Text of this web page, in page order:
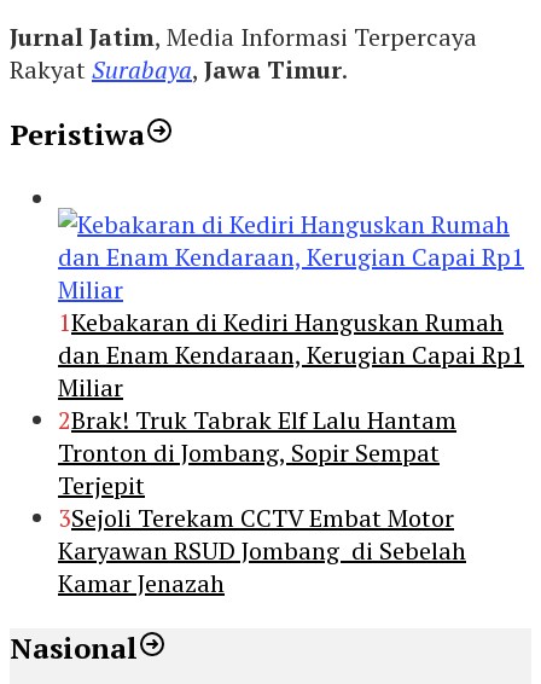
Jurnal Jatim, Media Informasi Terpercaya
RakyatSurabaya, Jawa Timur.
Peristiwa
1Kebakaran di Kediri Hanguskan Rumah
dan Enam Kendaraan, Kerugian Capai Rp1
Miliar
2Brak! Truk Tabrak Elf Lalu Hantam
Tronton di Jombang, Sopir Sempat
Terjepit
3Sejoli Terekam CCTV Embat Motor
Karyawan RSUD Jombang di Sebelah
Kamar Jenazah
Nasional